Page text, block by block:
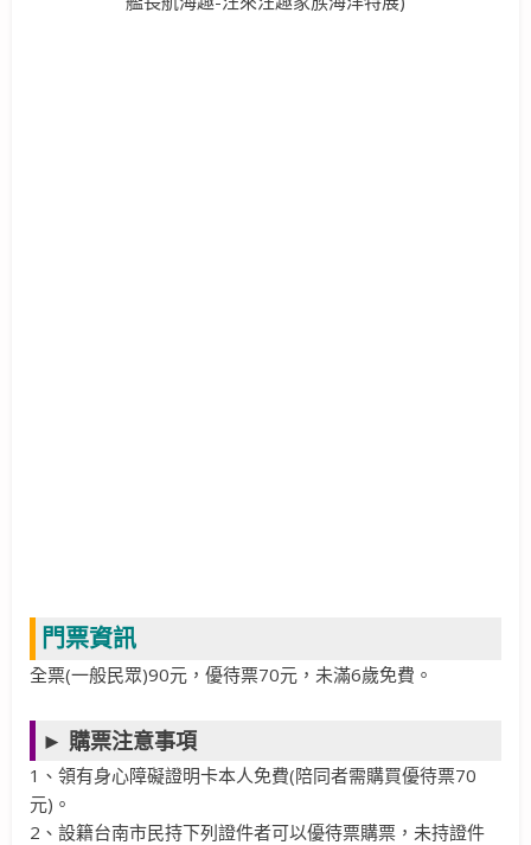
門票資訊
全票(一般民眾)90元，優待票70元，未滿6歲免費。
► 購票注意事項
1、領有身心障礙證明卡本人免費(陪同者需購買優待票70
元)。
2、設籍台南市民持下列證件者可以優待票購票，未持證件